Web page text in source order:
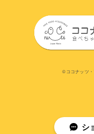
©︎ココナッツ
シ